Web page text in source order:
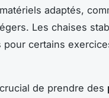
adaptés,
Les chaises
certains
de prendre des